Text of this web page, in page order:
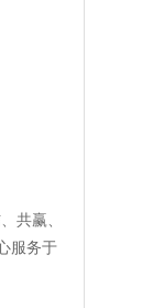
共赢、
服务于